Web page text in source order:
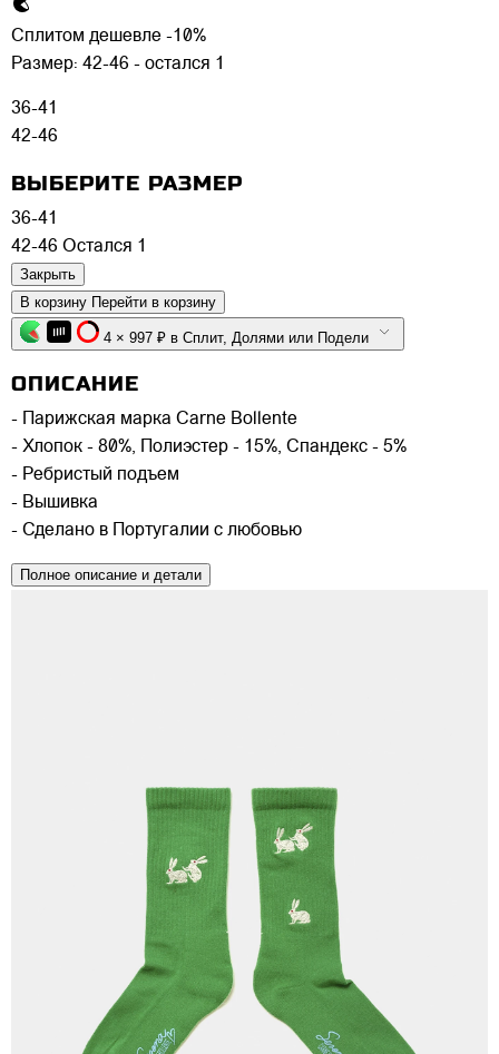
Сплитом дешевле -10%
Размер: 42-46 - остался 1
36-41
42-46
ВЫБЕРИТЕ РАЗМЕР
36-41
42-46 Остался 1
Закрыть
В корзину Перейти в корзину
4 × 997 ₽ в Сплит, Долями или Подели
ОПИСАНИЕ
- Парижская марка Carne Bollente
- Хлопок - 80%, Полиэстер - 15%, Спандекс - 5%
- Ребристый подъем
- Вышивка
- Сделано в Португалии с любовью
Полное описание и детали